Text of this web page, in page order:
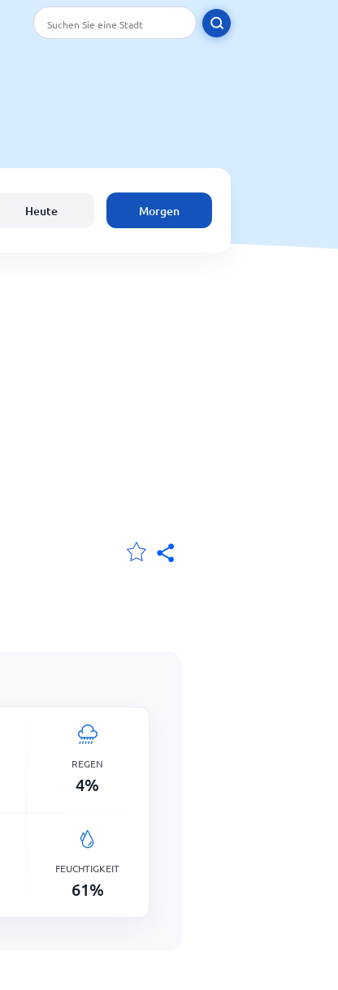
Heute Morgen
REGEN
4%
FEUCHTIGKEIT
61%